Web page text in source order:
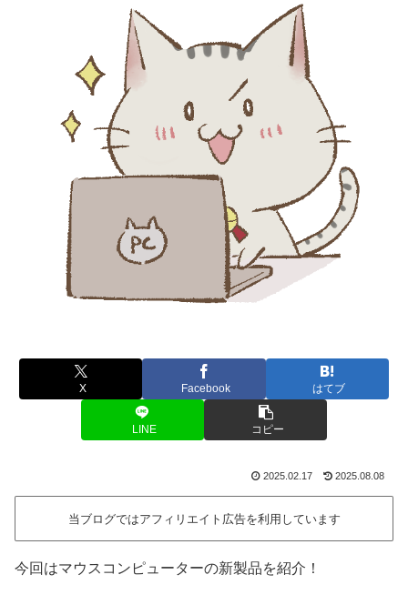
X Facebook はてブ
LINE コピー
2025.02.17 2025.08.08
当ブログではアフィリエイト広告を利用しています
今回はマウスコンピューターの新製品を紹介！